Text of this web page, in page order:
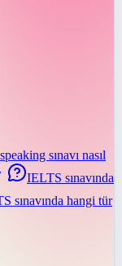
sınavı nasıl
IELTS sınavında
sınavında hangi tür